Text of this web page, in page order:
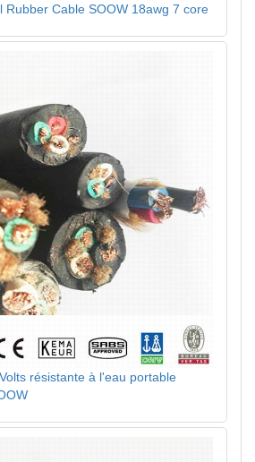
Rubber Cable SOOW 18awg 7 core
résistante à l'eau portable